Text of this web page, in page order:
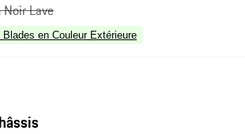
Lave
Blades en Couleur Extérieure